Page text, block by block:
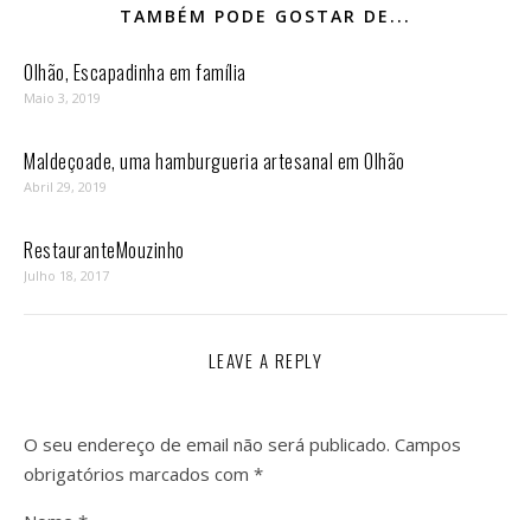
TAMBÉM PODE GOSTAR DE...
Olhão, Escapadinha em família
Maio 3, 2019
Maldeçoade, uma hamburgueria artesanal em Olhão
Abril 29, 2019
RestauranteMouzinho
Julho 18, 2017
LEAVE A REPLY
O seu endereço de email não será publicado. Campos
obrigatórios marcados com *